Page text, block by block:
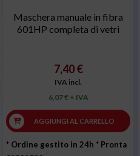
Maschera manuale in fibra
601HP completa di vetri
7,40 €
IVA incl.
6,07 € + IVA
AGGIUNGI AL CARRELLO
* Ordine gestito in 24h * Pronta